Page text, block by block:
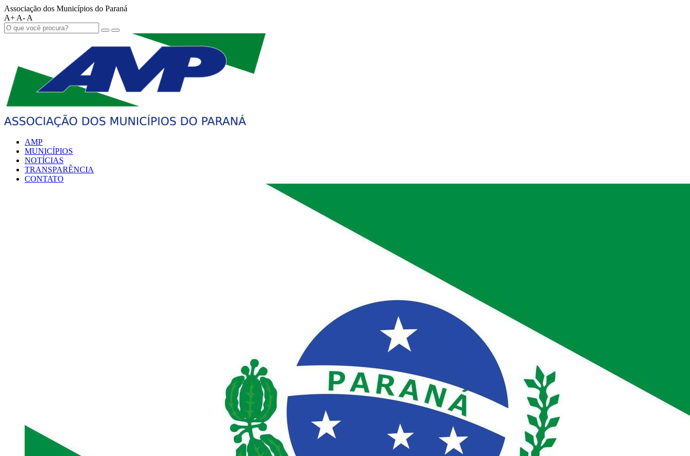
Associação dos Municípios do Paraná
A+ A- A
AMP
MUNICÍPIOS
NOTÍCIAS
TRANSPARÊNCIA
CONTATO